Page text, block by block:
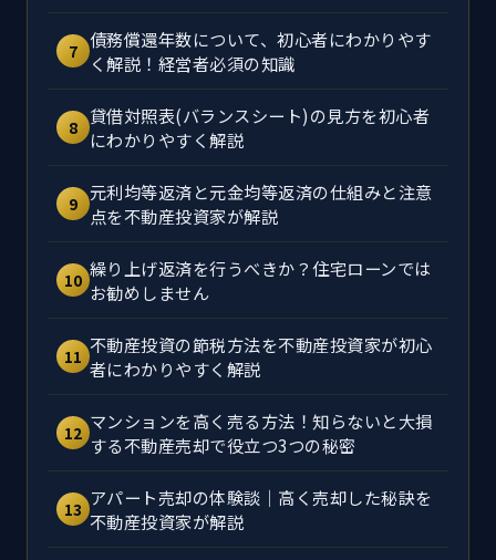
7 債務償還年数について、初心者にわかりやす
く解説！経営者必須の知識
8 貸借対照表(バランスシート)の見方を初心者
にわかりやすく解説
9 元利均等返済と元金均等返済の仕組みと注意
点を不動産投資家が解説
10 繰り上げ返済を行うべきか？住宅ローンでは
お勧めしません
11 不動産投資の節税方法を不動産投資家が初心
者にわかりやすく解説
12 マンションを高く売る方法！知らないと大損
する不動産売却で役立つ3つの秘密
13 アパート売却の体験談｜高く売却した秘訣を
不動産投資家が解説